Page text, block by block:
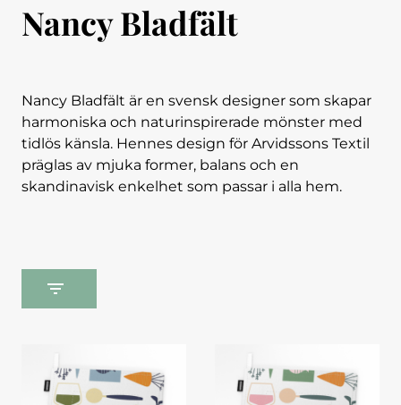
Nancy Bladfält
Nancy Bladfält är en svensk designer som skapar
harmoniska och naturinspirerade mönster med
tidlös känsla. Hennes design för Arvidssons Textil
präglas av mjuka former, balans och en
skandinavisk enkelhet som passar i alla hem.